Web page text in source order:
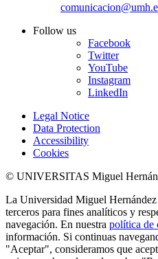
Follow us
Facebook
Twitter
YouTube
Instagram
LinkedIn
Legal Notice
Data Protection
Accessibility
Cookies
© UNIVERSITAS Miguel
La Universidad Miguel
terceros para fines analíticos y
navegación. En nuestra política de
información. Si continuas
"Aceptar", consideramos que